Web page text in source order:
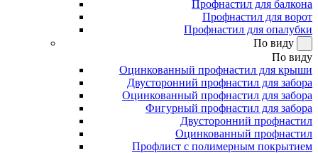
Профнастил для балкона
Профнастил для ворот
Профнастил для опалубки
По виду
По виду
Оцинкованный профнастил для крыши
Двусторонний профнастил для забора
Оцинкованный профнастил для забора
Фигурный профнастил для забора
Двусторонний профнастил
Оцинкованный профнастил
Профлист с полимерным покрытием